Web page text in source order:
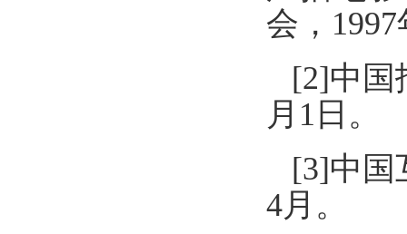
会，
[2]中国
月1日。
[3]中国
4月。